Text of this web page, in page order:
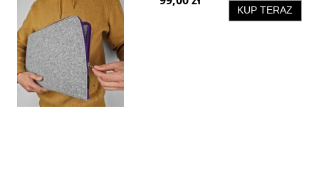
KUP TERAZ